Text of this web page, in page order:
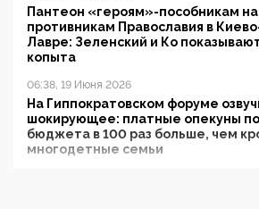
Пантеон «героям»-пособникам
противникам Православия в
Лавре: Зеленский и Ко
копыта
06:38, 19 Июня 2026
На Гиппократовском форуме
шокирующее: платные опекуны
бюджета в 100 раз больше, чем
многодетные семьи